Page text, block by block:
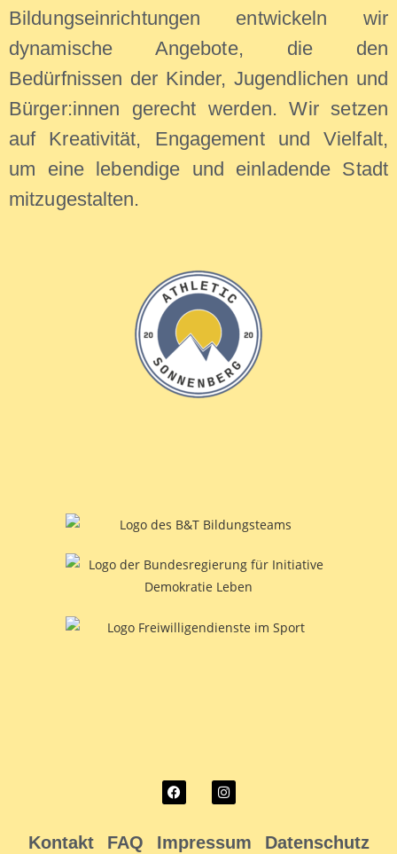
Bildungseinrichtungen entwickeln wir
dynamische Angebote, die den
Bedürfnissen der Kinder, Jugendlichen und
Bürger:innen gerecht werden. Wir setzen
auf Kreativität, Engagement und Vielfalt,
um eine lebendige und einladende Stadt
mitzugestalten.
Kontakt FAQ Impressum Datenschutz